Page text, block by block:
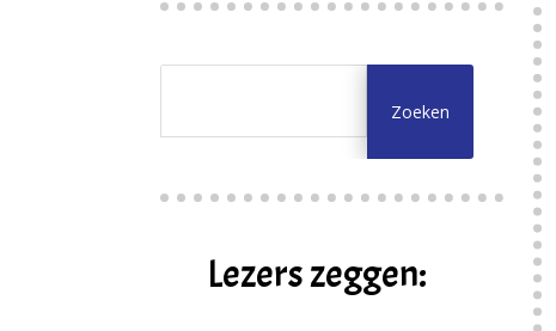
Lezers zeggen: